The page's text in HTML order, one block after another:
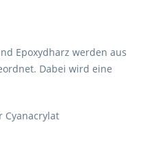
Epoxydharz werden aus
Dabei wird eine
Cyanacrylat